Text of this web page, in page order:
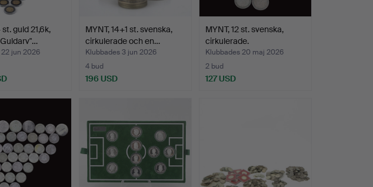
guld 21,6k,
jun 2026
MYNT, 14+1 st. svenska,
cirkulerade och en…
Klubbades 3 jun 2026
4 bud
196 USD
MYNT, 12 st. svenska,
cirkulerade.
Klubbades 20 maj 2026
2 bud
127 USD